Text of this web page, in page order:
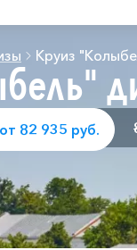
Круиз
82 935 руб.